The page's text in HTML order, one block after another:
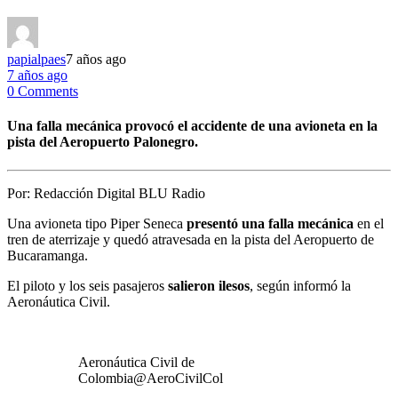
papialpaes7 años ago
7 años ago
0 Comments
Una falla mecánica provocó el accidente de una avioneta en la
pista del Aeropuerto Palonegro.
Por: Redacción Digital BLU Radio
Una avioneta tipo Piper Seneca presentó una falla mecánica en el
tren de aterrizaje y quedó atravesada en la pista del Aeropuerto de
Bucaramanga.
El piloto y los seis pasajeros salieron ilesos, según informó la
Aeronáutica Civil.
Aeronáutica Civil de
Colombia@AeroCivilCol